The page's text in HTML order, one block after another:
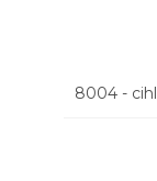
8004 -